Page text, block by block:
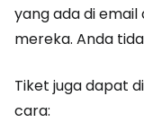
yang ada di
mereka. Anda
Tiket juga dapat
cara: